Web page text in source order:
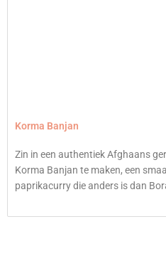
Korma Banjan
Zin in een authentiek Afghaans
Korma Banjan te maken, een
paprikacurry die anders is dan